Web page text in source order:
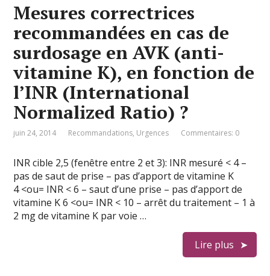
Mesures correctrices
recommandées en cas de
surdosage en AVK (anti-
vitamine K), en fonction de
l’INR (International
Normalized Ratio) ?
juin 24, 2014 Recommandations, Urgences Commentaires: 0
INR cible 2,5 (fenêtre entre 2 et 3): INR mesuré < 4 –
pas de saut de prise – pas d’apport de vitamine K
4 <ou= INR < 6 – saut d’une prise – pas d’apport de
vitamine K 6 <ou= INR < 10 – arrêt du traitement – 1 à
2 mg de vitamine K par voie …
Lire plus